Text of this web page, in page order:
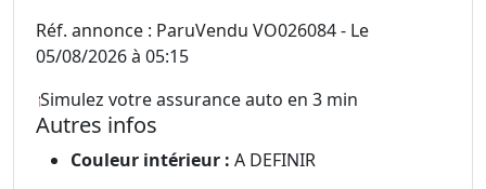
Réf. annonce : ParuVendu VO026084 - Le
05/08/2026 à 05:15
Simulez votre assurance auto en 3 min
Autres infos
Couleur intérieur : A DEFINIR